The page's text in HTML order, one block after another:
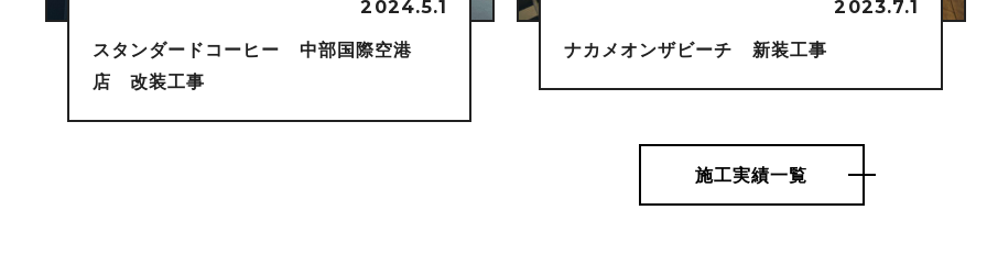
2023.7.1
ナカメオンザビーチ 新装工事
2024.12.1
ヴィッセルショップ 神戸ハーバーラン
施工実績一覧